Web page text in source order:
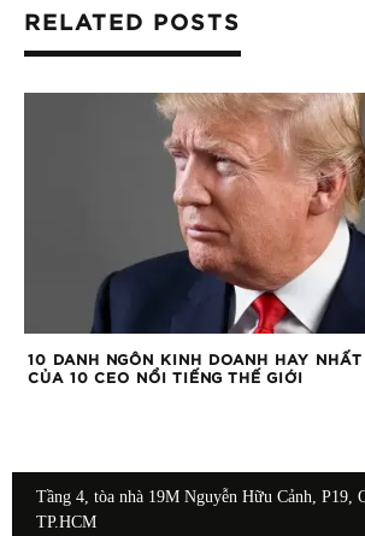
RELATED POSTS
10 DANH NGÔN KINH DOANH HAY NHẤT
CỦA 10 CEO NỔI TIẾNG THẾ GIỚI
Tầng 4, tòa nhà 19M Nguyễn Hữu Cảnh, P19,
TP.HCM